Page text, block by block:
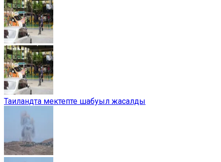
Таиландта мектепте шабуыл жасалды